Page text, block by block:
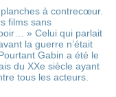
à contrecœur.
films sans
» Celui qui parlait
la guerre n’était
Gabin a été le
du XXe siècle ayant
tous les acteurs.